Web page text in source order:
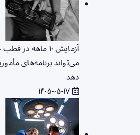
آزمایش ۱۰ ماهه
می‌تواند برنامه‌های
دهد